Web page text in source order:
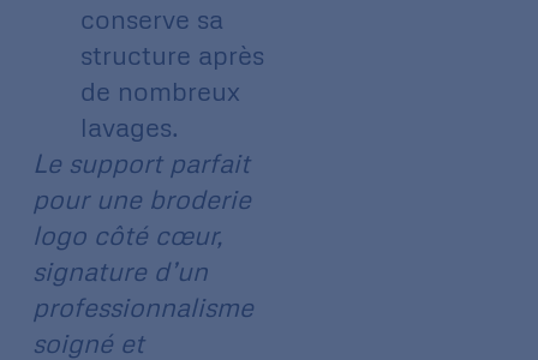
conserve sa
structure après
de nombreux
lavages.
Le support parfait
pour une broderie
logo côté cœur,
signature d’un
professionnalisme
soigné et